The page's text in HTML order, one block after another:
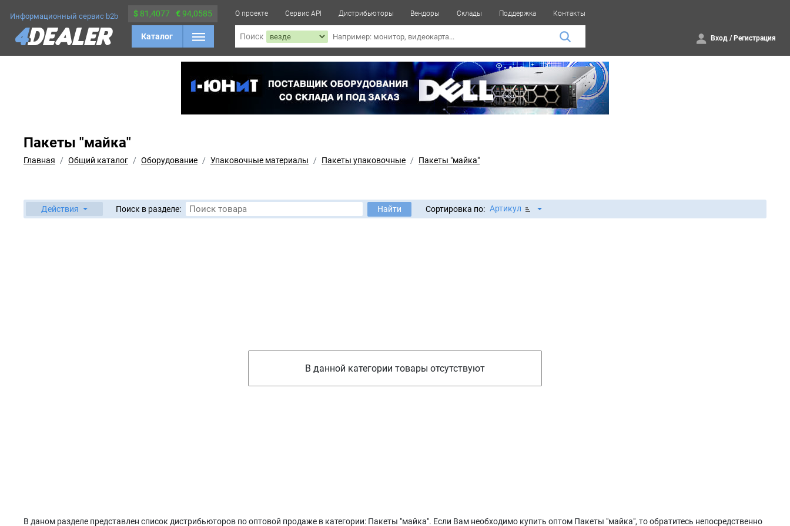
Информационный сервис b2b $ 81,4077 €94,0585
Каталог
О проекте Сервис API Дистрибьюторы Вендоры Склады Поддержка Контакты
Поиск Вход / Регистрация
Пакеты "майка"
Главная Общий каталог Оборудование Упаковочные материалы Пакеты упаковочные Пакеты "майка"
Действия Поиск в разделе: Найти Сортировка по: Артикул
В данной категории товары отсутствуют
В даном разделе представлен список дистрибьюторов по оптовой продаже в категории: Пакеты "майка". Если Вам необходимо купить оптом Пакеты "майка", то обратитесь непосредственно